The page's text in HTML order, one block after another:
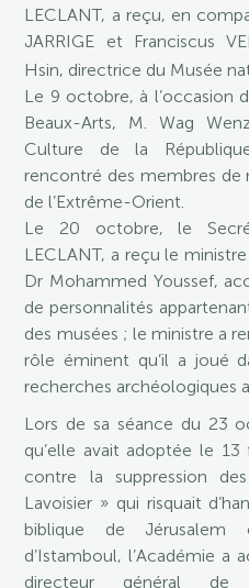
LECLANT, a reçu, en
JARRIGE et Franciscus
Hsin, directrice du Musée
Le 9 octobre, à l’occasion
Beaux-Arts, M. Wag
Culture de la
rencontré des membres de
de l’Extrême-Orient.
Le 20 octobre, le
LECLANT, a reçu le
Dr Mohammed Youssef,
de personnalités
des musées ; le ministre a
rôle éminent qu’il a joué
recherches archéologiques
Lors de sa séance du 23
qu’elle avait adoptée le
contre la suppression
Lavoisier » qui risquait
biblique de Jérusalem
d’Istamboul, l’Académie a
directeur général de